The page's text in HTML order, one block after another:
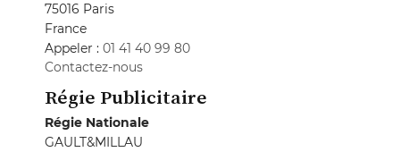
75016 Paris
France
Appeler : 01 41 40 99 80
Contactez-nous
Régie Publicitaire
Régie Nationale
GAULT&MILLAU